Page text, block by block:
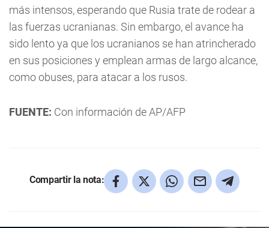
más intensos, esperando que Rusia trate de rodear a
las fuerzas ucranianas. Sin embargo, el avance ha
sido lento ya que los ucranianos se han atrincherado
en sus posiciones y emplean armas de largo alcance,
como obuses, para atacar a los rusos.
FUENTE: Con información de AP/AFP
Compartir la nota: